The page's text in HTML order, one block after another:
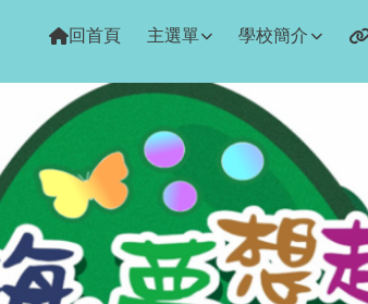
回首頁 主選單 學校簡介